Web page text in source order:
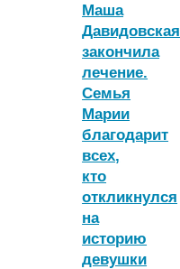
девочка
проглотила
23
магнита,
насмотревшись
TikTok"
Маша
Давидовская
закончила
лечение.
Семья
Марии
благодарит
всех,
кто
откликнулся
на
историю
девушки